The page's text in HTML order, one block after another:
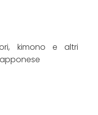
kimono e altri